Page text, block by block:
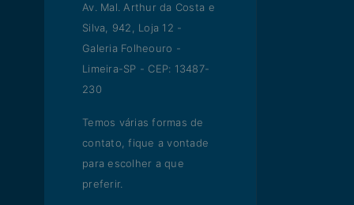
Av. Mal. Arthur da Costa e
Silva, 942, Loja 12 -
Galeria Folheouro -
Limeira-SP - CEP: 13487-
230
Temos várias formas de
contato, fique a vontade
para escolher a que
preferir.